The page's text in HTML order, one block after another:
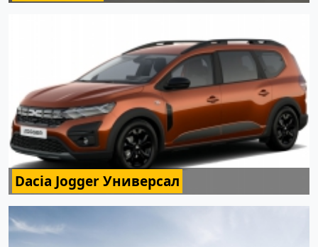
Dacia Jogger Универсал